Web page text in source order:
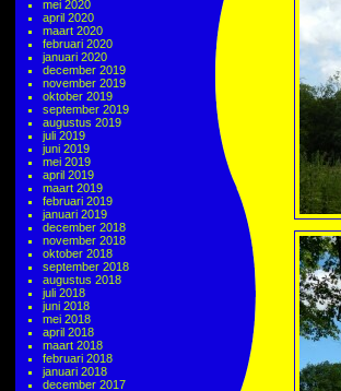
mei 2020
april 2020
maart 2020
februari 2020
januari 2020
december 2019
november 2019
oktober 2019
september 2019
augustus 2019
juli 2019
juni 2019
mei 2019
april 2019
maart 2019
februari 2019
januari 2019
december 2018
november 2018
oktober 2018
september 2018
augustus 2018
juli 2018
juni 2018
mei 2018
april 2018
maart 2018
februari 2018
januari 2018
december 2017